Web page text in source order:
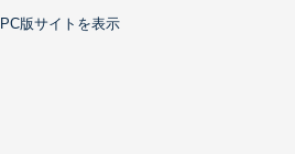
PC版サイトを表示